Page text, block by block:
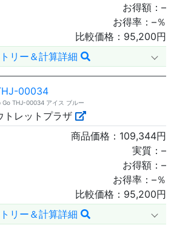
お得額： –
お得率： –％
比較価格： 95,200円
リー＆計算詳細
00034
THJ-00034 アイス ブルー
レットプラザ
商品価格： 109,344円
実質： –
お得額： –
お得率： –％
比較価格： 95,200円
リー＆計算詳細